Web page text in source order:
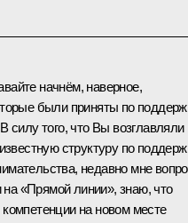
начнём, наверное,
были приняты по
силу того, что Вы возглавляли
структуру по
недавно мне
на «Прямой линии», знаю, что
на новом месте